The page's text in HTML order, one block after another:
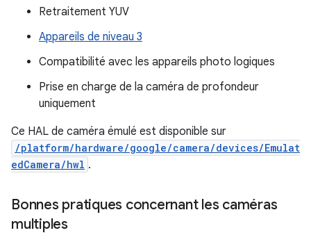
Retraitement YUV
Appareils de niveau 3
Compatibilité avec les appareils photo logiques
Prise en charge de la caméra de profondeur
uniquement
Ce HAL de caméra émulé est disponible sur
/platform/hardware/google/camera/devices/Emulat
edCamera/hwl .
Bonnes pratiques concernant les caméras
multiples